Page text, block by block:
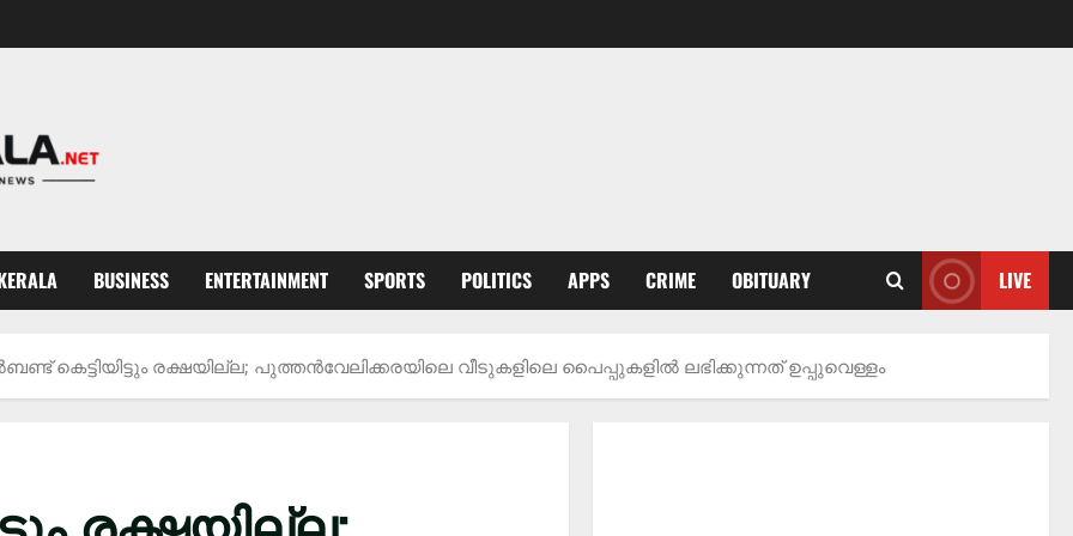
BUSINESS ENTERTAINMENT SPORTS POLITICS APPS CRIME OBITUARY LIVE
കെട്ടിയിട്ടും രക്ഷയില്ല; പുത്തൻവേലിക്കരയിലെ വീടുകളിലെ പൈപ്പുകളിൽ ലഭിക്കുന്നത് ഉപ്പുവെള്ളം